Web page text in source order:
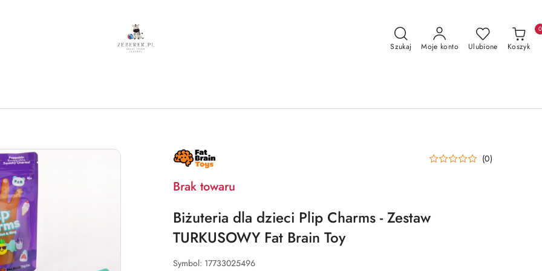
Szukaj Moje konto Ulubione Koszyk
0
NAZWA
PRODUCENTA:
BRAIN
TOYS
(0)
Brak towaru
Biżuteria dla dzieci Plip Charms - Zestaw
TURKUSOWY Fat Brain Toy
Symbol: 17733025496